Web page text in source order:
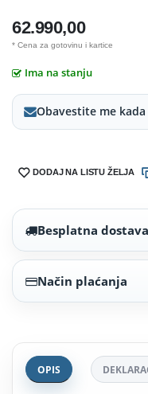
62.990,00
* Cena za gotovinu i kartice
Ima na stanju
Obavestite me
DODAJ NA LISTU ŽELJA
Besplatna dostava
Način plaćanja
OPIS